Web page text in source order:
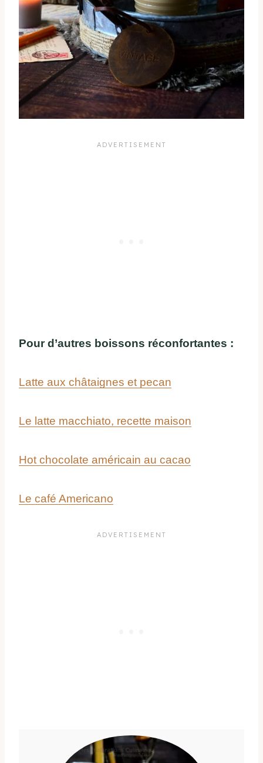
Pour d’autres boissons réconfortantes :
Latte aux châtaignes et pecan
Le latte macchiato, recette maison
Hot chocolate américain au cacao
Le café Americano